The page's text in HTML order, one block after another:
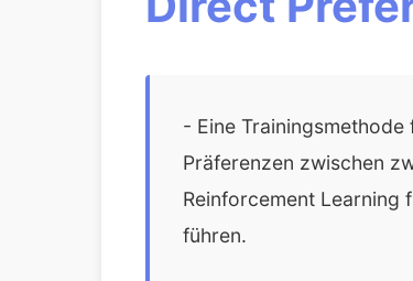
- Eine
Präferenzen zwischen
Reinforcement Learning
führen.